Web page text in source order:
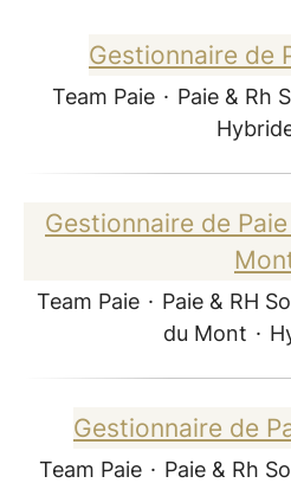
Gestionnaire de
Team Paie · Paie & Rh
Gestionnaire de
Team Paie · Paie & RH
du Mont ·
Gestionnaire de
Team Paie · Paie & Rh